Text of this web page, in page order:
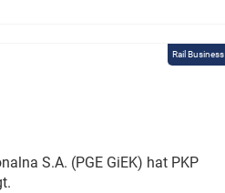
Rail Business
S.A. (PGE GiEK) hat PKP